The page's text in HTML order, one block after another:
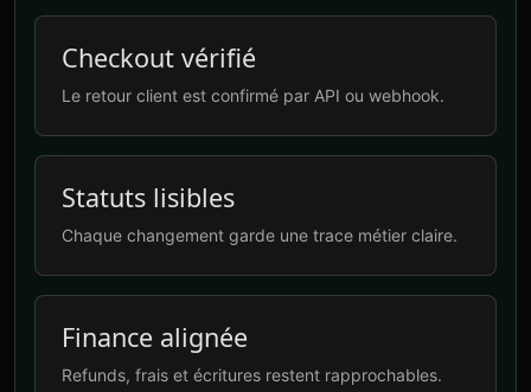
Checkout vérifié
Le retour client est confirmé par API ou webhook.
Statuts lisibles
Chaque changement garde une trace métier claire.
Finance alignée
Refunds, frais et écritures restent rapprochables.